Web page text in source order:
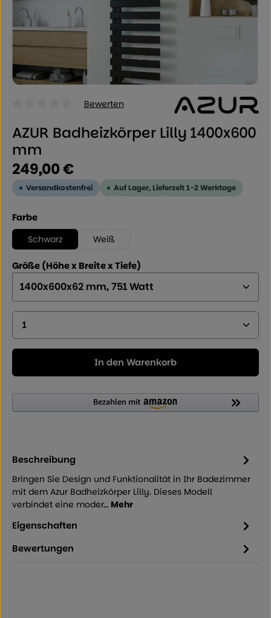
Durchschnittliche Bewertung von 0 von 5 Sternen
Bewerten
AZUR Badheizkörper Lilly 1400x600
mm
Regulärer Preis:
249,00 €
Versandkostenfrei Auf Lager, Lieferzeit 1-2 Werktage
Farbeauswählen
Schwarz Weiß
Größe (Höhe x Breite x Tiefe)
Produkt Anzahl: Geben Sie den gewünschten
In den Warenkorb
Beschreibung
Bringen Sie Design und Funktionalität in Ihr Badezimmer
mit dem Azur Badheizkörper Lilly. Dieses Modell
verbindet eine moder… Mehr
Eigenschaften
Bewertungen